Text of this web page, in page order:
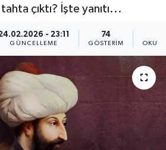
çıktı? İşte yanıtı...
- 23:11
GÜNCELLEME
74
GÖSTERIM